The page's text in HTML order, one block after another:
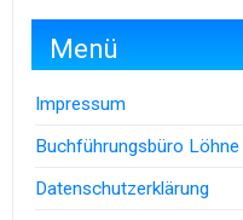
Menü
Impressum
Buchführungsbüro Löhne
Datenschutzerklärung